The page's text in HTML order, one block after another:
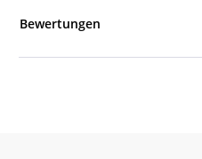
Bewertungen